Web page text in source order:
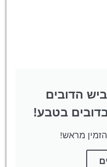
הדובים
בטבע!
מראש!